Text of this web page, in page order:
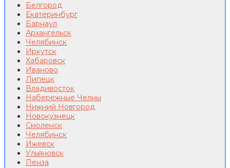
Белгород
Екатеринбург
Барнаул
Архангельск
Челябинск
Иркутск
Хабаровск
Иваново
Липецк
Владивосток
Набережные Челны
Нижний Новгород
Новокузнецк
Смоленск
Челябинск
Ижевск
Ульяновск
Пенза